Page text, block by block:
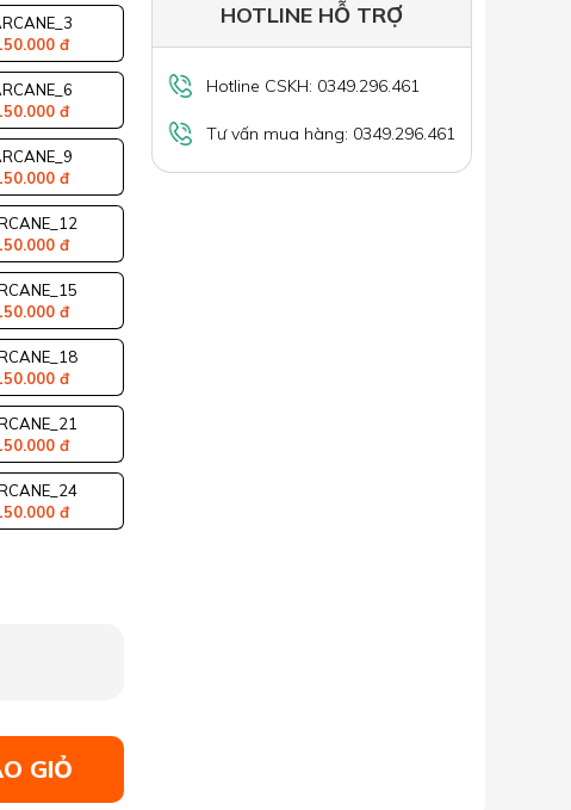
đ
đ
đ
đ
đ
đ
đ
đ
GIỎ
HOTLINE HỖ TRỢ
Hotline CSKH: 0349.296.461
Tư vấn mua hàng: 0349.296.461